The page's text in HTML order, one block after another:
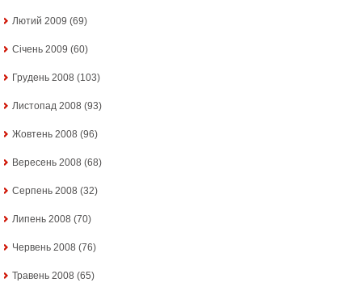
Лютий 2009 (69)
Січень 2009 (60)
Грудень 2008 (103)
Листопад 2008 (93)
Жовтень 2008 (96)
Вересень 2008 (68)
Серпень 2008 (32)
Липень 2008 (70)
Червень 2008 (76)
Травень 2008 (65)